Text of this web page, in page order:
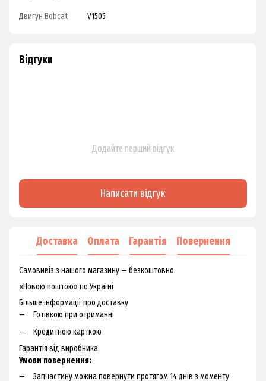
Двигун Bobcat V1505
Відгуки
Додайте перший відгук
Написати відгук
Доставка Оплата Гарантія Повернення
Самовивіз з нашого магазину — безкоштовно.
«Новою поштою» по Україні
Більше інформації про доставку
Готівкою при отриманні
Кредитною карткою
Гарантія від виробника
Умови повернення:
Запчастину можна повернути протягом 14 днів з моменту